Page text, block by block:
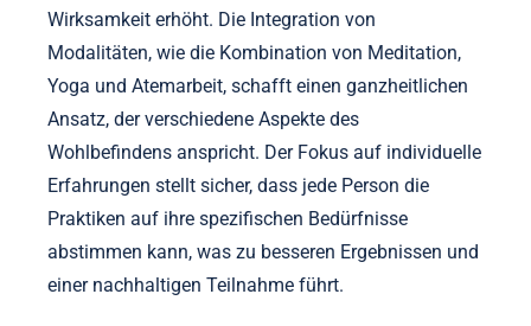
Wirksamkeit erhöht. Die Integration von
Modalitäten, wie die Kombination von Meditation,
Yoga und Atemarbeit, schafft einen ganzheitlichen
Ansatz, der verschiedene Aspekte des
Wohlbefindens anspricht. Der Fokus auf individuelle
Erfahrungen stellt sicher, dass jede Person die
Praktiken auf ihre spezifischen Bedürfnisse
abstimmen kann, was zu besseren Ergebnissen und
einer nachhaltigen Teilnahme führt.